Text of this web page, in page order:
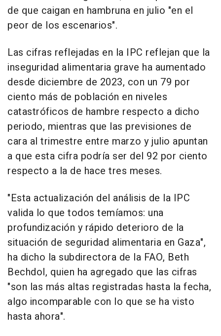
de que caigan en hambruna en julio "en el
peor de los escenarios".
Las cifras reflejadas en la IPC reflejan que la
inseguridad alimentaria grave ha aumentado
desde diciembre de 2023, con un 79 por
ciento más de población en niveles
catastróficos de hambre respecto a dicho
periodo, mientras que las previsiones de
cara al trimestre entre marzo y julio apuntan
a que esta cifra podría ser del 92 por ciento
respecto a la de hace tres meses.
"Esta actualización del análisis de la IPC
valida lo que todos temíamos: una
profundización y rápido deterioro de la
situación de seguridad alimentaria en Gaza",
ha dicho la subdirectora de la FAO, Beth
Bechdol, quien ha agregado que las cifras
"son las más altas registradas hasta la fecha,
algo incomparable con lo que se ha visto
hasta ahora".